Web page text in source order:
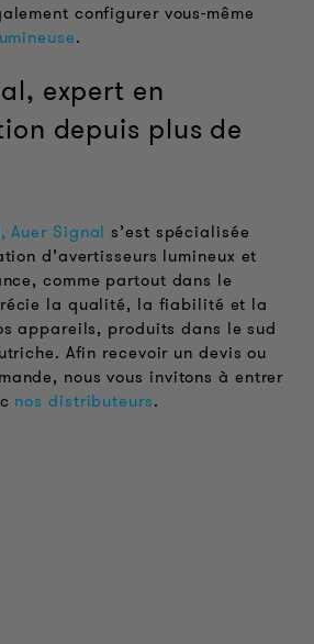
configurer vous-même
.
expert en
depuis plus de
Auer Signal s’est spécialisée
d’avertisseurs lumineux et
comme partout dans le
la qualité, la fiabilité et la
appareils, produits dans le sud
Afin recevoir un devis ou
nous vous invitons à entrer
nos distributeurs.